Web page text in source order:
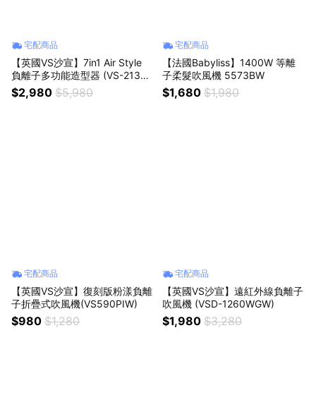
宅配商品
【英國VS沙宣】7in1 Air Style
負離子多功能造型器 (VS-2136A
BW)
$2,980 $5,980
宅配商品
【法國Babyliss】1400W 等離
子柔髮吹風機 5573BW
$1,680 $1,980
宅配商品
【英國VS沙宣】復刻版粉漾負離
子折疊式吹風機(VS590PIW)
$980 $1,280
宅配商品
【英國VS沙宣】遠紅外線負離子
吹風機 (VSD-1260WGW)
$1,980 $3,280